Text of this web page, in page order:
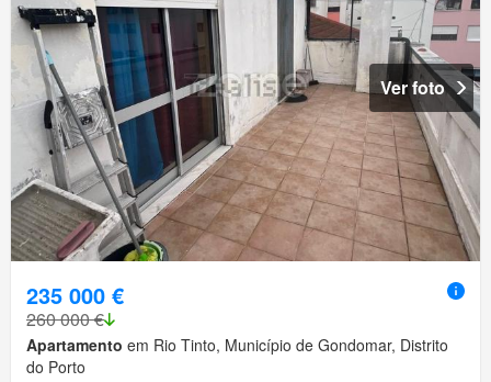
Ver foto
235 000 €
260 000 €
Apartamento em Rio Tinto, Município de Gondomar, Distrito
do Porto